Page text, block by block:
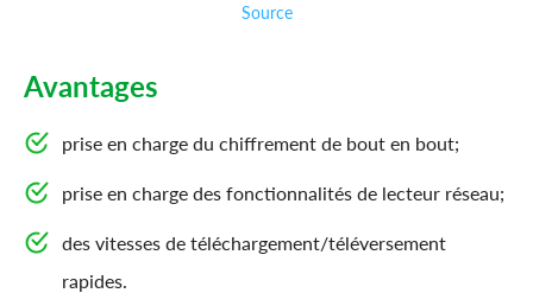
Source
Avantages
prise en charge du chiffrement de bout en bout;
prise en charge des fonctionnalités de lecteur réseau;
des vitesses de téléchargement/téléversement
rapides.